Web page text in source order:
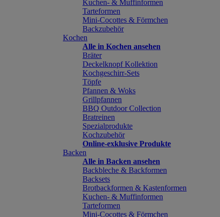
Kuchen- & Muffinformen
Tarteformen
Mini-Cocottes & Förmchen
Backzubehör
Kochen
Alle in Kochen ansehen
Bräter
Deckelknopf Kollektion
Kochgeschirr-Sets
Töpfe
Pfannen & Woks
Grillpfannen
BBQ Outdoor Collection
Bratreinen
Spezialprodukte
Kochzubehör
Online-exklusive Produkte
Backen
Alle in Backen ansehen
Backbleche & Backformen
Backsets
Brotbackformen & Kastenformen
Kuchen- & Muffinformen
Tarteformen
Mini-Cocottes & Förmchen